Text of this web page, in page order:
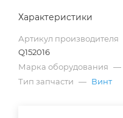
Характеристики
Артикул производителя
Q152016
Марка оборудования —
Тип запчасти — Винт